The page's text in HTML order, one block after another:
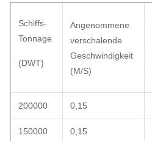
Schiffs-
Tonnage
(DWT)
Angenommene
verschalende
Geschwindigkeit
(M/S)
200000 0,15
150000 0,15